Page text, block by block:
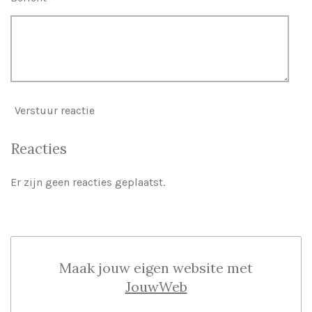
Verstuur reactie
Reacties
Er zijn geen reacties geplaatst.
Maak jouw eigen website met
JouwWeb